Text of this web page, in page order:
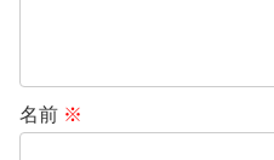
名前 ※